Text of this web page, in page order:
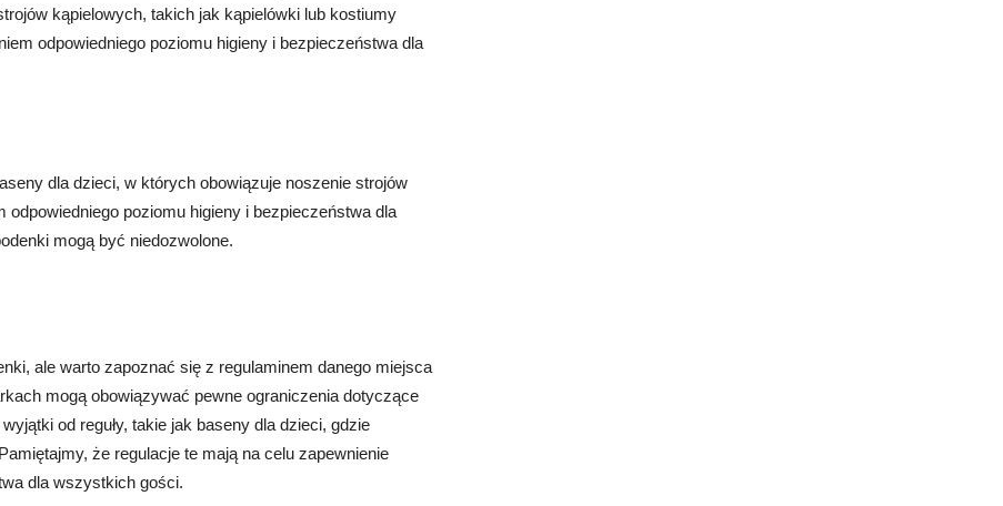
kąpielowych, takich jak kąpielówki lub kostiumy
odpowiedniego poziomu higieny i bezpieczeństwa dla
dla dzieci, w których obowiązuje noszenie strojów
poziomu higieny i bezpieczeństwa dla
mogą być niedozwolone.
ale warto zapoznać się z regulaminem danego miejsca
mogą obowiązywać pewne ograniczenia dotyczące
od reguły, takie jak baseny dla dzieci, gdzie
że regulacje te mają na celu zapewnienie
dla wszystkich gości.